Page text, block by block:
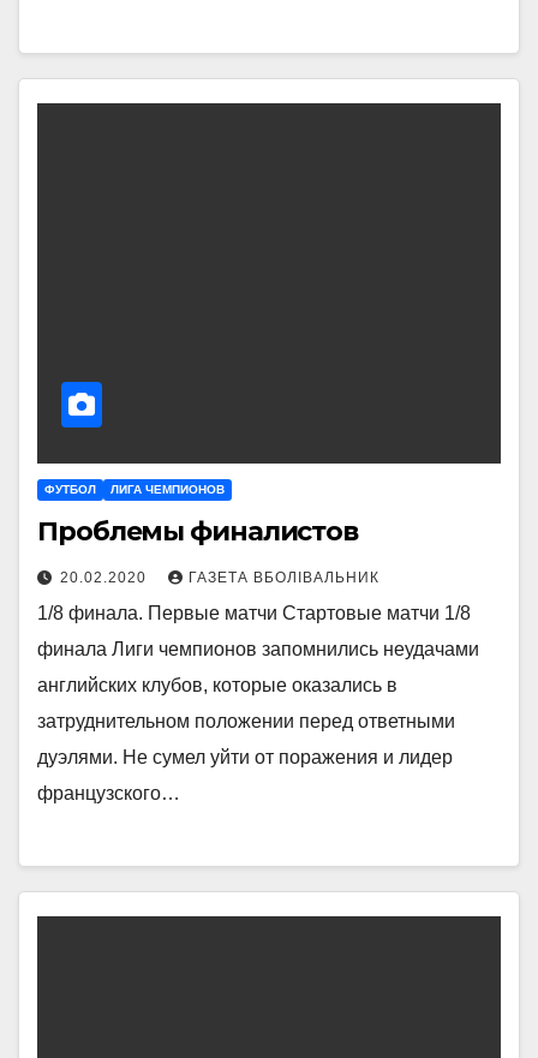
ФУТБОЛ ЛИГА ЧЕМПИОНОВ
Проблемы финалистов
20.02.2020 ГАЗЕТА ВБОЛІВАЛЬНИК
1/8 финала. Первые матчи Стартовые матчи 1/8
финала Лиги чемпионов запомнились неудачами
английских клубов, которые оказались в
затруднительном положении перед ответными
дуэлями. Не сумел уйти от поражения и лидер
французского…